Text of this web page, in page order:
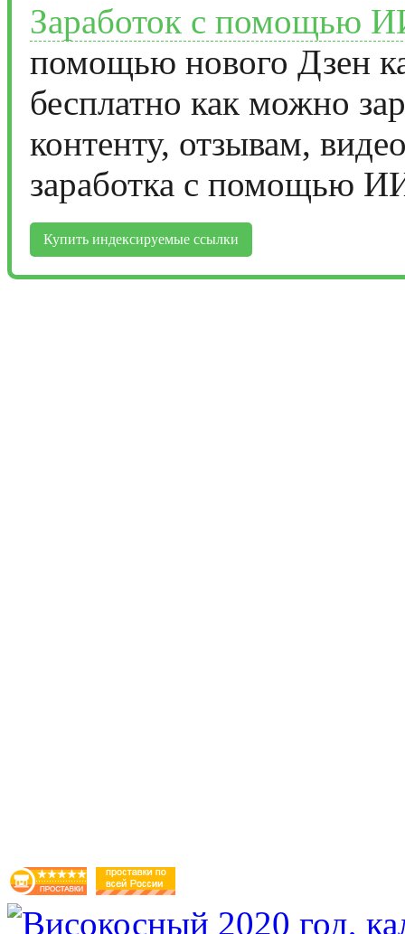
Заработок с помощью
помощью нового Дзен
бесплатно как можно
контенту, отзывам,
заработка с помощью
Купить индексируемые ссылки